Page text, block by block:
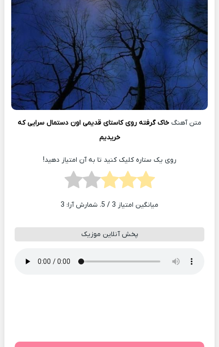
متن آهنگ خاک گرفته روی کاستای قدیمی اون دستمال سرایی که
خریدیم
روی یک ستاره کلیک کنید تا به آن امتیاز دهید!
میانگین امتیاز 3 / 5. شمارش آرا: 3
پخش آنلاین موزیک